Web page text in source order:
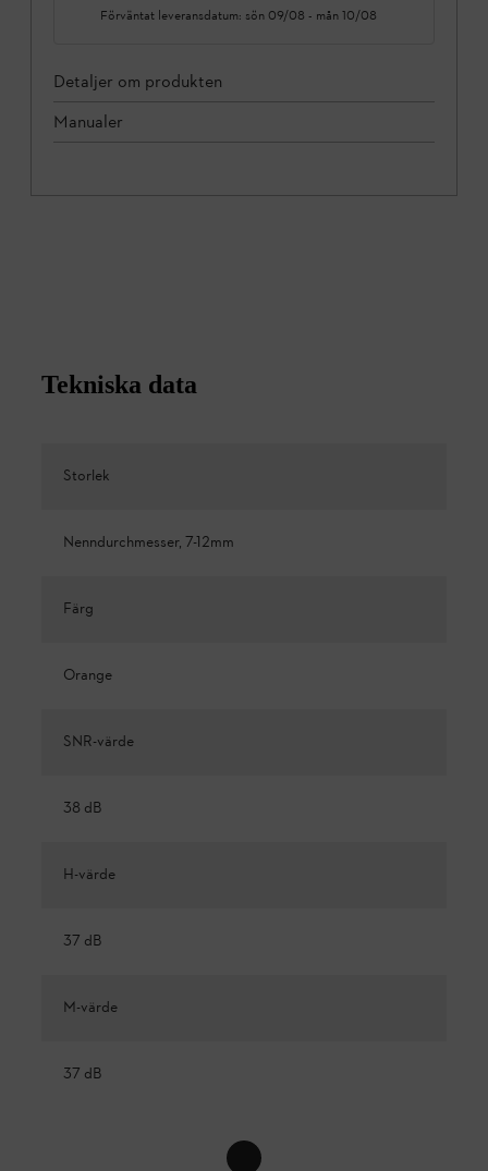
Förväntat leveransdatum: sön 09/08 - mån 10/08
Detaljer om produkten
Manualer
Tekniska data
Storlek
Nenndurchmesser, 7-12mm
Färg
Orange
SNR-värde
38 dB
H-värde
37 dB
M-värde
37 dB